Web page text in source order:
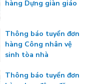
hàng Dựng giàn giáo
Thông báo tuyển đơn
hàng Công nhân vệ
sinh tòa nhà
Thông báo tuyển đơn